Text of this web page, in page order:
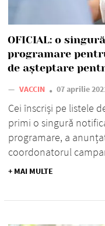
OFICIAL: o
programare
de așteptare
— VACCIN 07 aprilie
Cei înscriși pe listele
primi o singură
programare, a
coordonatorul
+ MAI MULTE